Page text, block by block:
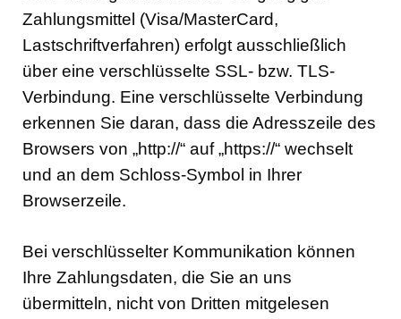
Zahlungsmittel (Visa/MasterCard,
Lastschriftverfahren) erfolgt ausschließlich
über eine verschlüsselte SSL- bzw. TLS-
Verbindung. Eine verschlüsselte Verbindung
erkennen Sie daran, dass die Adresszeile des
Browsers von „http://“ auf „https://“ wechselt
und an dem Schloss-Symbol in Ihrer
Browserzeile.
Bei verschlüsselter Kommunikation können
Ihre Zahlungsdaten, die Sie an uns
übermitteln, nicht von Dritten mitgelesen